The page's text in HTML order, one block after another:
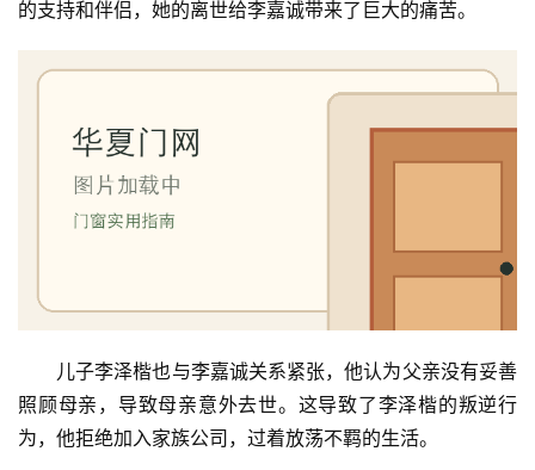
卫
门
铝
门
登录 注册
的支持和伴侣，她的离世给李嘉诚带来了巨大的痛苦。
儿子李泽楷也与李嘉诚关系紧张，他认为父亲没有妥善
照顾母亲，导致母亲意外去世。这导致了李泽楷的叛逆行
为，他拒绝加入家族公司，过着放荡不羁的生活。